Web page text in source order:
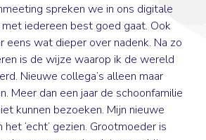
spreken we in ons digitale
met iedereen best goed gaat. Ook
eens wat dieper over nadenk. Na zo
is de wijze waarop ik de wereld
Nieuwe collega’s alleen maar
Meer dan een jaar de schoonfamilie
kunnen bezoeken. Mijn nieuwe
‘echt’ gezien. Grootmoeder is